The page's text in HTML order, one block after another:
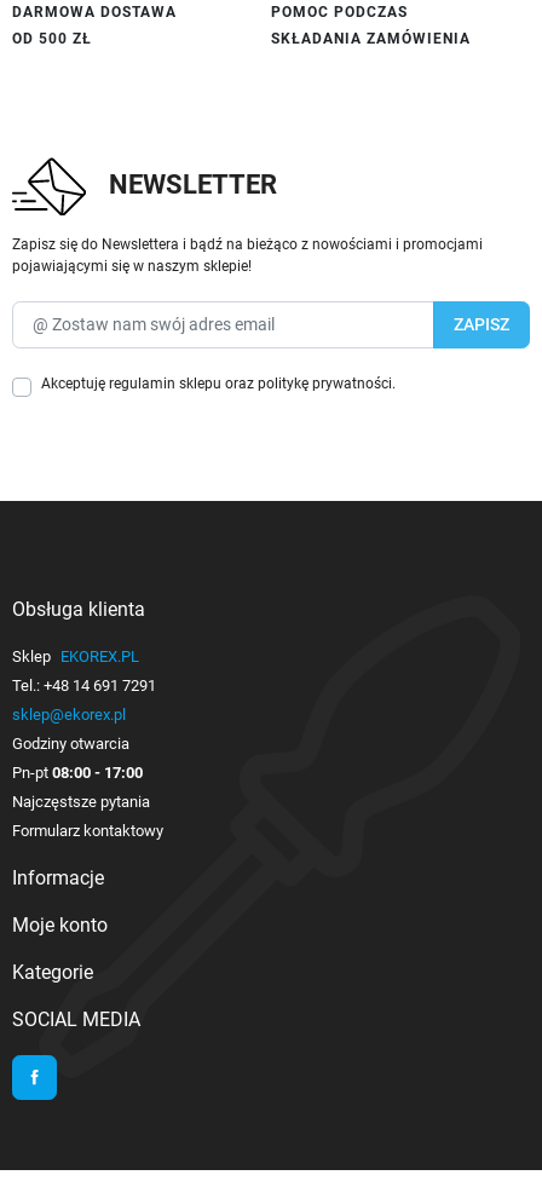
DARMOWA DOSTAWA
OD 500 ZŁ
POMOC PODCZAS
SKŁADANIA ZAMÓWIENIA
NEWSLETTER
Zapisz się do Newslettera i bądź na bieżąco z nowościami i promocjami
pojawiającymi się w naszym sklepie!
Akceptuję regulamin sklepu oraz politykę prywatności.
Obsługa klienta
Sklep EKOREX.PL
Tel.: +48 14 691 7291
sklep@ekorex.pl
Godziny otwarcia
Pn-pt 08:00 - 17:00
Najczęstsze pytania
Formularz kontaktowy
Informacje
Moje konto
Kategorie
SOCIAL MEDIA
Facebook